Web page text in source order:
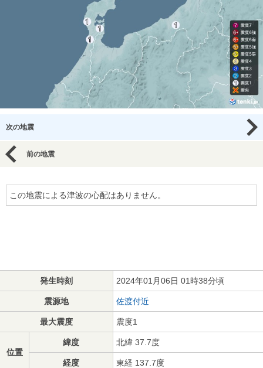
次の地震
前の地震
この地震による津波の心配はありません。
発生時刻 2024年01月06日 01時38分頃
震源地 佐渡付近
最大震度 震度1
位置
緯度 北緯 37.7度
経度 東経 137.7度